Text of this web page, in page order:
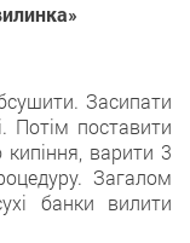
Засипати
Потім поставити
варити 3
Загалом
банки вилити